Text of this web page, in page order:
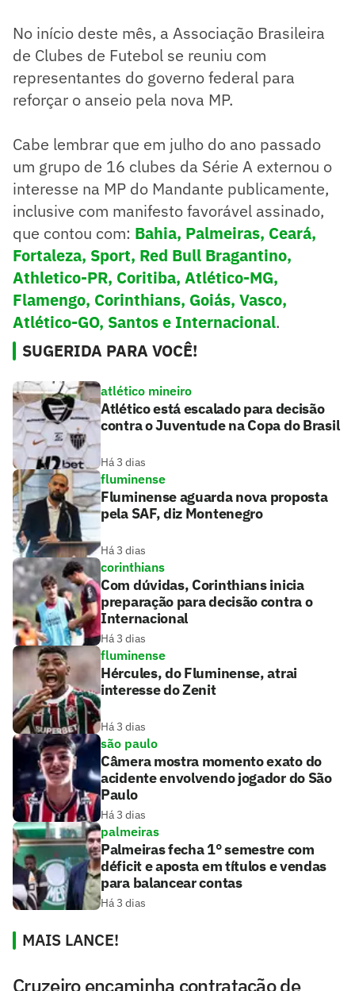
No início deste mês, a Associação Brasileira
de Clubes de Futebol se reuniu com
representantes do governo federal para
reforçar o anseio pela nova MP.
Cabe lembrar que em julho do ano passado
um grupo de 16 clubes da Série A externou o
interesse na MP do Mandante publicamente,
inclusive com manifesto favorável assinado,
que contou com: Bahia, Palmeiras, Ceará,
Fortaleza, Sport, Red Bull Bragantino,
Athletico-PR, Coritiba, Atlético-MG,
Flamengo, Corinthians, Goiás, Vasco,
Atlético-GO, Santos e Internacional.
SUGERIDA PARA VOCÊ!
atlético mineiro
Atlético está escalado para decisão
contra o Juventude na Copa do Brasil
Há 3 dias
fluminense
Fluminense aguarda nova proposta
pela SAF, diz Montenegro
Há 3 dias
corinthians
Com dúvidas, Corinthians inicia
preparação para decisão contra o
Internacional
Há 3 dias
fluminense
Hércules, do Fluminense, atrai
interesse do Zenit
Há 3 dias
são paulo
Câmera mostra momento exato do
acidente envolvendo jogador do São
Paulo
Há 3 dias
palmeiras
Palmeiras fecha 1° semestre com
déficit e aposta em títulos e vendas
para balancear contas
Há 3 dias
MAIS LANCE!
Cruzeiro encaminha contratação de